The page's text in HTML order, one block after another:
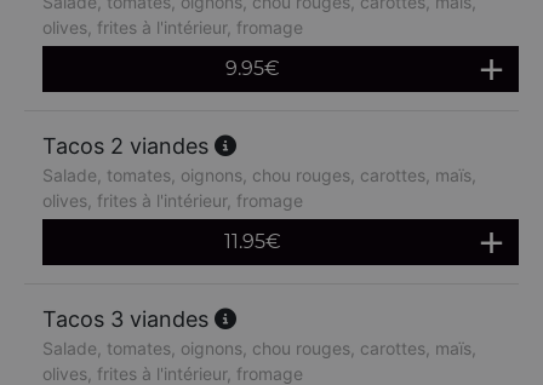
olives, frites à l'intérieur, fromage
9.95€
Tacos 2 viandes
Salade, tomates, oignons, chou rouges, carottes, maïs,
olives, frites à l'intérieur, fromage
11.95€
Tacos 3 viandes
Salade, tomates, oignons, chou rouges, carottes, maïs,
olives, frites à l'intérieur, fromage